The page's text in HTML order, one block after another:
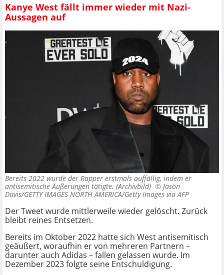
Kanye West fällt immer wieder mit Nazi-
Aussagen auf
Bereits 2022 wurde der Rapper erstmals auffällig, indem er
antisemitische Äußerungen tätigte. (Archivbild) © Jason
Davis/GETTY IMAGES NORTH AMERICA/Getty Images via AFP
Der Tweet wurde mittlerweile wieder gelöscht. Zurück
bleibt reines Entsetzen.
Bereits im Oktober 2022 hatte sich West antisemitisch
geäußert, woraufhin er von mehreren Partnern –
darunter auch Adidas – fallen gelassen wurde. Im
Dezember 2023 folgte seine Entschuldigung.